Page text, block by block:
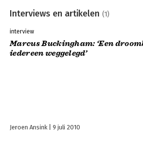
Interviews en artikelen (1)
interview
Marcus Buckingham: ‘Een
iedereen weggelegd’
Jeroen Ansink 9 juli 2010